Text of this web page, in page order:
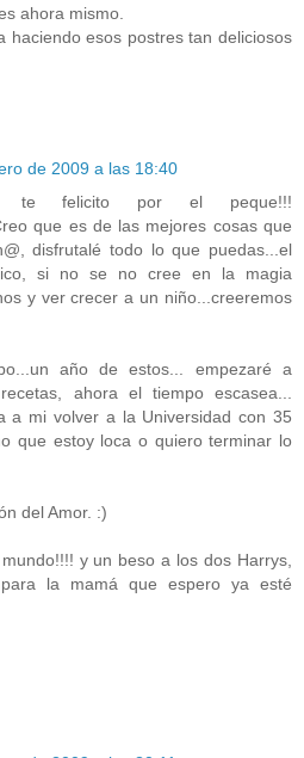
ahora mismo.
haciendo esos postres tan deliciosos
de 2009 a las 18:40
te felicito por el peque!!!
que es de las mejores cosas que
disfrutalé todo lo que puedas...el
si no se no cree en la magia
y ver crecer a un niño...creeremos
año de estos... empezaré a
ahora el tiempo escasea...
a mi volver a la Universidad con 35
que estoy loca o quiero terminar lo
del Amor. :)
y un beso a los dos Harrys,
para la mamá que espero ya esté